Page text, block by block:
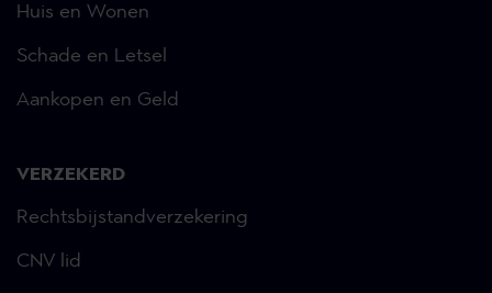
Huis en Wonen
Schade en Letsel
Aankopen en Geld
VERZEKERD
Rechtsbijstandverzekering
CNV lid